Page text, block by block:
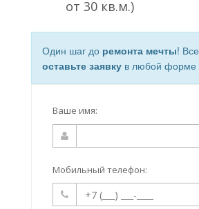
от 30 кв.м.)
Один шаг до ремонта мечты!
оставьте заявку в любой форме
Ваше имя:
Мобильный телефон: